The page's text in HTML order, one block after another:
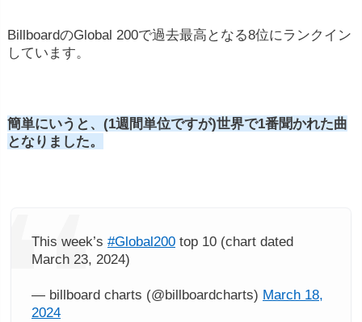
BillboardのGlobal 200で過去最高となる8位にランクイン
しています。
簡単にいうと、(1週間単位ですが)世界で1番聞かれた曲
となりました。
This week’s #Global200 top 10 (chart dated
March 23, 2024)
— billboard charts (@billboardcharts) March 18,
2024